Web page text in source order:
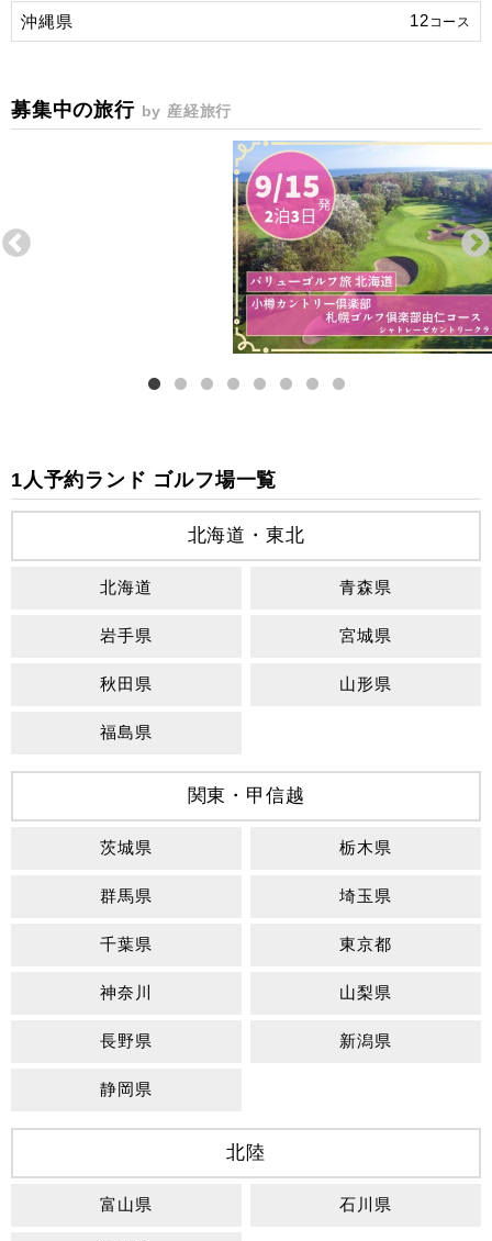
沖縄県 12コース
募集中の旅行 by 産経旅行
1人予約ランド ゴルフ場一覧
北海道・東北
北海道 青森県
岩手県 宮城県
秋田県 山形県
福島県
関東・甲信越
茨城県 栃木県
群馬県 埼玉県
千葉県 東京都
神奈川 山梨県
長野県 新潟県
静岡県
北陸
富山県 石川県